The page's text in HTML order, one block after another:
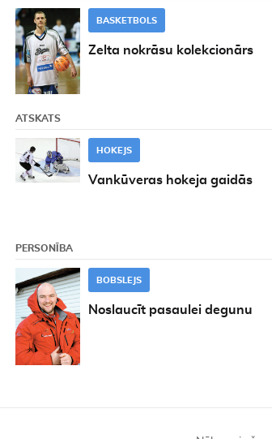
BASKETBOLS
Zelta nokrāsu kolekcionārs
ATSKATS
HOKEJS
Vankūveras hokeja gaidās
PERSONĪBA
BOBSLEJS
Noslaucīt pasaulei degunu